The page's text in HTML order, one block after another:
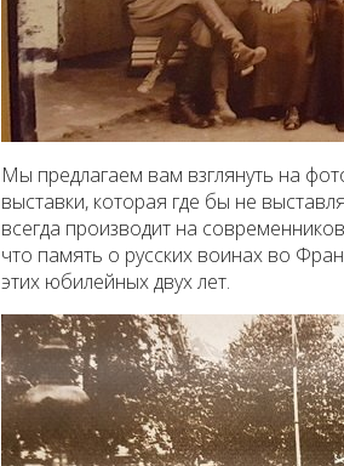
Мы предлагаем вам взглянуть на
выставки, которая где бы не
всегда производит на
что память о русских воинах во
этих юбилейных двух лет.